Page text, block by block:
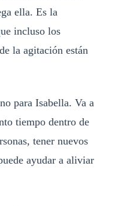
ella. Es la
incluso los
la agitación están
para Isabella. Va a
tiempo dentro de
tener nuevos
ayudar a aliviar